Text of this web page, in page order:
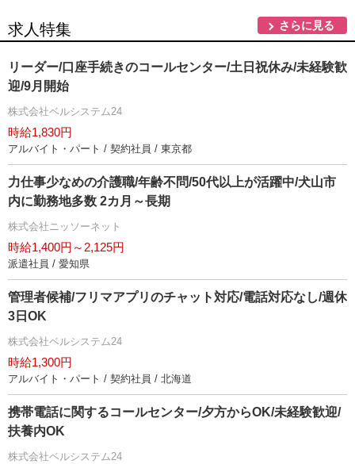
求人特集 さらに見る
リーダー/口座手続きのコールセンター/土日祝休み/未経験歓
迎/9月開始
株式会社ベルシステム24
時給1,830円
アルバイト・パート / 契約社員 / 東京都
力仕事少なめの介護職/年齢不問/50代以上が活躍中/犬山市
内に勤務地多数 2カ月～長期
株式会社ニッソーネット
時給1,400円～2,125円
派遣社員 / 愛知県
管理者候補/フリマアプリのチャット対応/電話対応なし/週休
3日OK
株式会社ベルシステム24
時給1,300円
アルバイト・パート / 契約社員 / 北海道
携帯電話に関するコールセンター/夕方からOK/未経験歓迎/
扶養内OK
株式会社ベルシステム24